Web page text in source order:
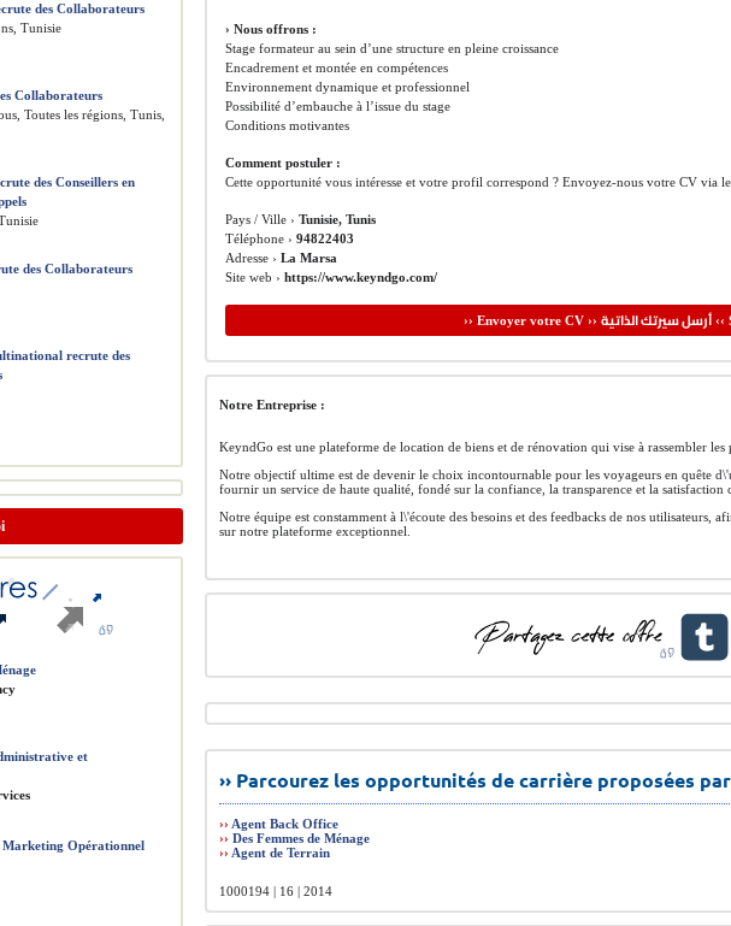
› Nous offrons :
Stage formateur au sein d’une structure en pleine croissance
Encadrement et montée en compétences
Environnement dynamique et professionnel
Possibilité d’embauche à l’issue du stage
Conditions motivantes
Comment postuler :
Cette opportunité vous intéresse et votre profil correspond ? Envoyez-nous votre CV via
Pays / Ville › Tunisie, Tunis
Téléphone › 94822403
Adresse › La Marsa
Site web › https://www.keyndgo.com/
›› Envoyer votre CV ›› أرسل سيرتك الذاتية‹‹
Notre Entreprise :
KeyndGo est une plateforme de location de biens et de rénovation qui vise à rassembler les
Notre objectif ultime est de devenir le choix incontournable pour les voyageurs en quête
fournir un service de haute qualité, fondé sur la confiance, la transparence et la satisfaction
Notre équipe est constamment à l\'écoute des besoins et des feedbacks de nos utilisateurs,
sur notre plateforme exceptionnel.
›› Parcourez les opportunités de carrière proposées
›› Agent Back Office
›› Des Femmes de Ménage
›› Agent de Terrain
1000194 | 16 | 2014
des Collaborateurs
Tunisie
Collaborateurs
Toutes les régions, Tunis,
des Conseillers en
des Collaborateurs
recrute des
et
Marketing Opérationnel